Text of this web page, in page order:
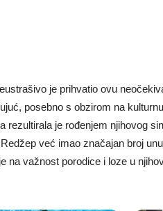
je prihvatio ovu
posebno s obzirom na
rezultirala je rođenjem njihovog
već imao značajan broj
na važnost porodice i loze u